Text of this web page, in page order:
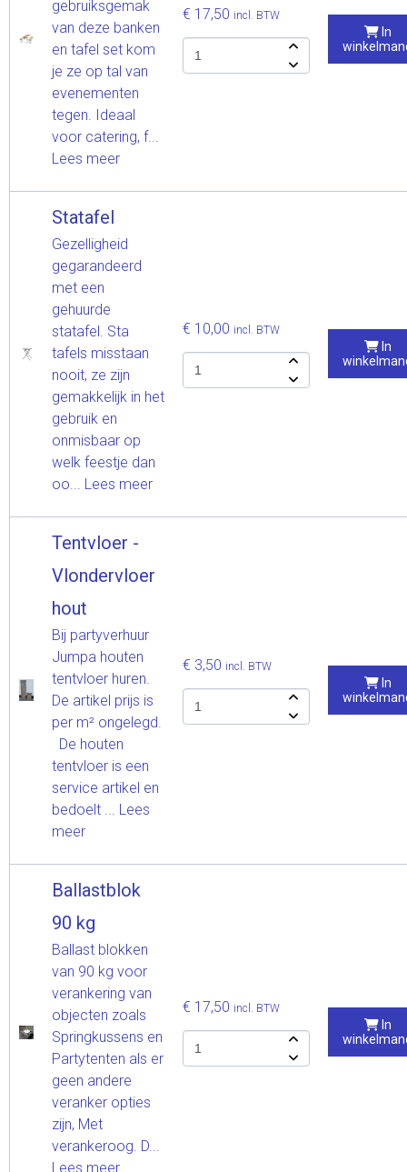
gebruiksgemak
van deze banken
en tafel set kom
je ze op tal van
evenementen
tegen. Ideaal
voor catering, f...
Lees meer
€ 17,50 incl. BTW
In
Statafel
Gezelligheid
gegarandeerd
met een
gehuurde
statafel. Sta
tafels misstaan
nooit, ze zijn
gemakkelijk in het
gebruik en
onmisbaar op
welk feestje dan
oo... Lees meer
€ 10,00 incl. BTW
In
Tentvloer -
Vlondervloer
hout
Bij partyverhuur
Jumpa houten
tentvloer huren.
De artikel prijs is
per m² ongelegd.
De houten
tentvloer is een
service artikel en
bedoelt ... Lees
meer
€ 3,50 incl. BTW
In
Ballastblok
90 kg
Ballast blokken
van 90 kg voor
verankering van
objecten zoals
Springkussens en
Partytenten als er
geen andere
veranker opties
zijn, Met
verankeroog. D...
Lees meer
€ 17,50 incl. BTW
In